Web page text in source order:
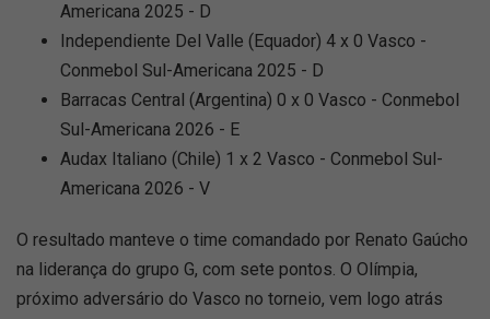
Americana 2025 - D
Independiente Del Valle (Equador) 4 x 0 Vasco -
Conmebol Sul-Americana 2025 - D
Barracas Central (Argentina) 0 x 0 Vasco - Conmebol
Sul-Americana 2026 - E
Audax Italiano (Chile) 1 x 2 Vasco - Conmebol Sul-
Americana 2026 - V
O resultado manteve o time comandado por Renato Gaúcho
na liderança do grupo G, com sete pontos. O Olímpia,
próximo adversário do Vasco no torneio, vem logo atrás